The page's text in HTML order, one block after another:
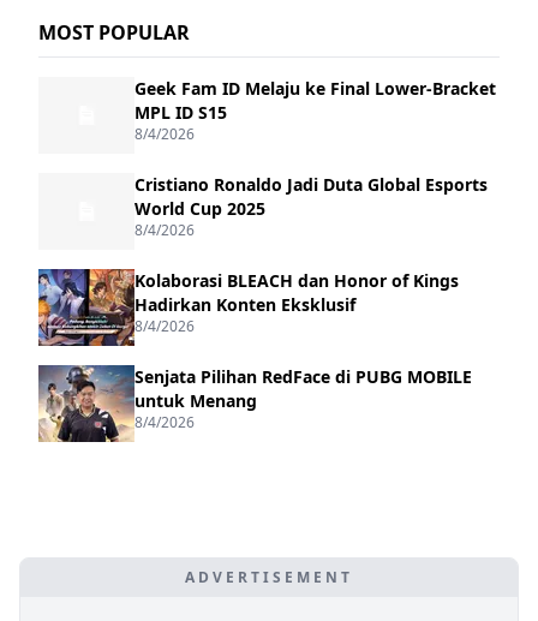
MOST POPULAR
Geek Fam ID Melaju ke Final Lower-Bracket
MPL ID S15
8/4/2026
Cristiano Ronaldo Jadi Duta Global Esports
World Cup 2025
8/4/2026
Kolaborasi BLEACH dan Honor of Kings
Hadirkan Konten Eksklusif
8/4/2026
Senjata Pilihan RedFace di PUBG MOBILE
untuk Menang
8/4/2026
ADVERTISEMENT